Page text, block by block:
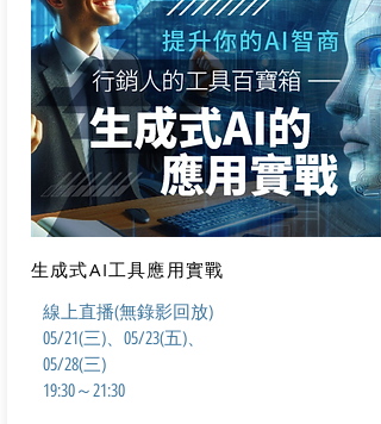
生成式AI工具應用實戰
線上直播(無錄影回放)
05/21(三)、05/23(五)、
05/28(三)
19:30～21:30